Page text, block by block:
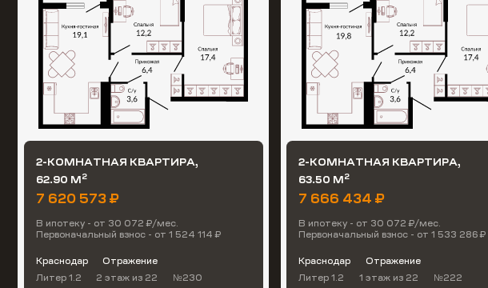
2-КОМНАТНАЯ КВАРТИРА,
62.90 М2
7 620 573 ₽
В ипотеку - от 30 072 ₽/мес.
Первоначальный взнос - от 1 524 114 ₽
Краснодар
Отражение
Литер 1.2
2 этаж из 22 №230
2-КОМНАТНАЯ КВАРТИРА,
63.50 М2
7 666 434 ₽
В ипотеку - от 30 072 ₽/мес.
Первоначальный взнос - от 1 533 286 ₽
Краснодар
Отражение
Литер 1.2
1 этаж из 22 №222